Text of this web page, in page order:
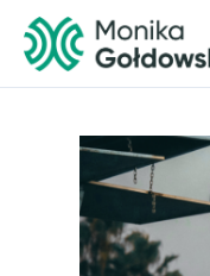
treści